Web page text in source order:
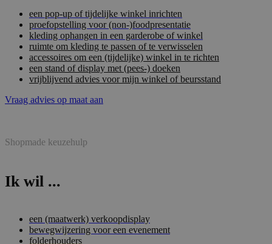
een pop-up of tijdelijke winkel inrichten
proefopstelling voor (non-)foodpresentatie
kleding ophangen in een garderobe of winkel
ruimte om kleding te passen of te verwisselen
accessoires om een (tijdelijke) winkel in te richten
een stand of display met (pees-) doeken
vrijblijvend advies voor mijn winkel of beursstand
Vraag advies op maat aan
Shopmade keuzehulp
Ik wil ...
een (maatwerk) verkoopdisplay
bewegwijzering voor een evenement
folderhouders